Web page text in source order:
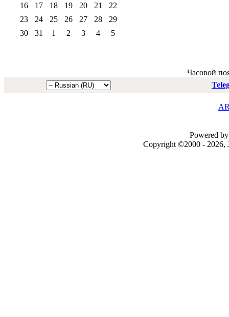
16
17 18 19 20 21
22
23
24 25 26 27 28
29
30
31 1 2 3 4 5
Часовой
Powered
Copyright ©2000 - 2026,